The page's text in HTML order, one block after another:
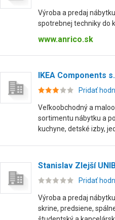
Výroba a predaj
spotrebnej techniky do
www.anrico.sk
IKEA Components
Pridať
Veľkoobchodný a
sortimentu nábytku a
kuchyne, detské izby,
Stanislav Zlejší
Pridať
Výroba a predaj
skrine, predsiene,